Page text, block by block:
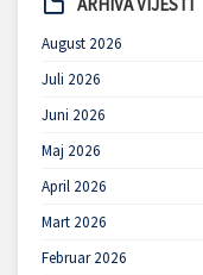
August 2026
Juli 2026
Juni 2026
Maj 2026
April 2026
Mart 2026
Februar 2026